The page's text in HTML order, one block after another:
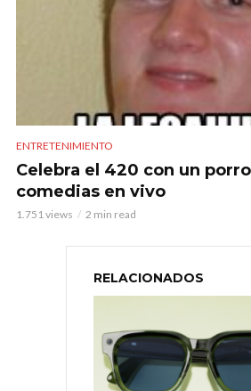
ENTRETENIMIENTO
Celebra el 420 con un
comedias en vivo
1.751 views 2 min read
RELACIONADOS